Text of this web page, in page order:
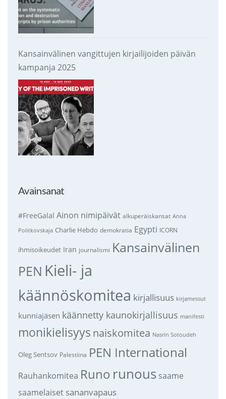
Kansainvälinen vangittujen kirjailijoiden päivän
kampanja 2025
Avainsanat
#FreeGalal Ainon nimipäivät alkuperäiskansat Anna
Politkovskaja Charlie Hebdo demokratia Egypti ICORN
ihmisoikeudet Iran journalismi Kansainvälinen
PEN Kieli- ja
käännöskomitea kirjallisuus kirjamessut
kunniajäsen käännetty kaunokirjallisuus manifesti
monikielisyys naiskomitea Nasrin Sotoudeh
Oleg Sentsov Palestiina PEN International
Rauhankomitea Runo runous saame
saamelaiset sananvapaus